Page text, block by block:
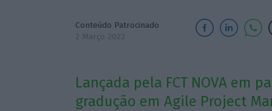
Conteúdo Patrocinado
2 Março 2022
Lançada pela FCT NOVA em
gradução em Agile Project